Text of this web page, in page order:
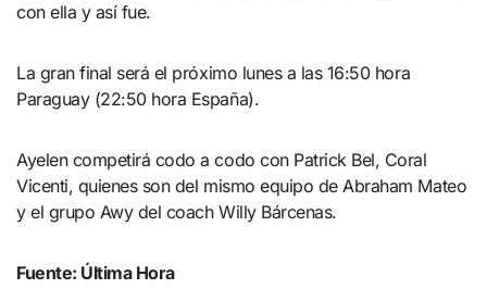
con ella y así fue.
La gran final será el próximo lunes a las 16:50 hora
Paraguay (22:50 hora España).
Ayelen competirá codo a codo con Patrick Bel, Coral
Vicenti, quienes son del mismo equipo de Abraham Mateo
y el grupo Awy del coach Willy Bárcenas.
Fuente: Última Hora